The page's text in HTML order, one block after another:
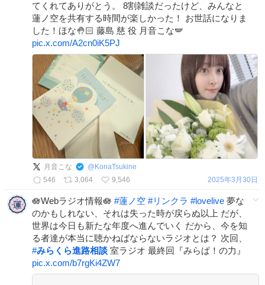
てくれてありがとう。 8割雑談だったけど、みんなと
蓮ノ空を共有する時間が楽しかった！ お世話になりま
した！ほな🤚🏻 藤島 慈 役 月音こな🪽
pic.x.com/A2cn0iK5PJ
月音こな @ KonaTsukine
546
3,064 9,546 2025年3月30日
🪷Webラジオ情報🪷 #蓮ノ空 #リンクラ #lovelive 夢な
のかもしれない、それは失った時が戻らぬ以上 だが、
世界は今日も新たな年度へ進んでいく だから、今を知
る者達が本当に聴かねばならないラジオとは？ 次回、
#みらくら進路相談 室ラジオ 最終回『みらぱ！の力』
pic.x.com/b7rgKi4ZW7